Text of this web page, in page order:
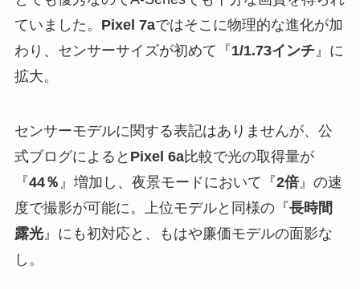
ていました。 Pixel 7aではそこに物理的な進化が加
わり、センサーサイズが初めて『1/1.73インチ』に
拡大。
センサーモデルに関する表記はありませんが、公
式ブログによると Pixel 6a比較で光の取得量が
『44％ 』増加し、夜景モードにおいて『2倍』の速
度で撮影が可能に。上位モデルと同様の『長時間
露光』にも初対応と、もはや廉価モデルの面影な
し。